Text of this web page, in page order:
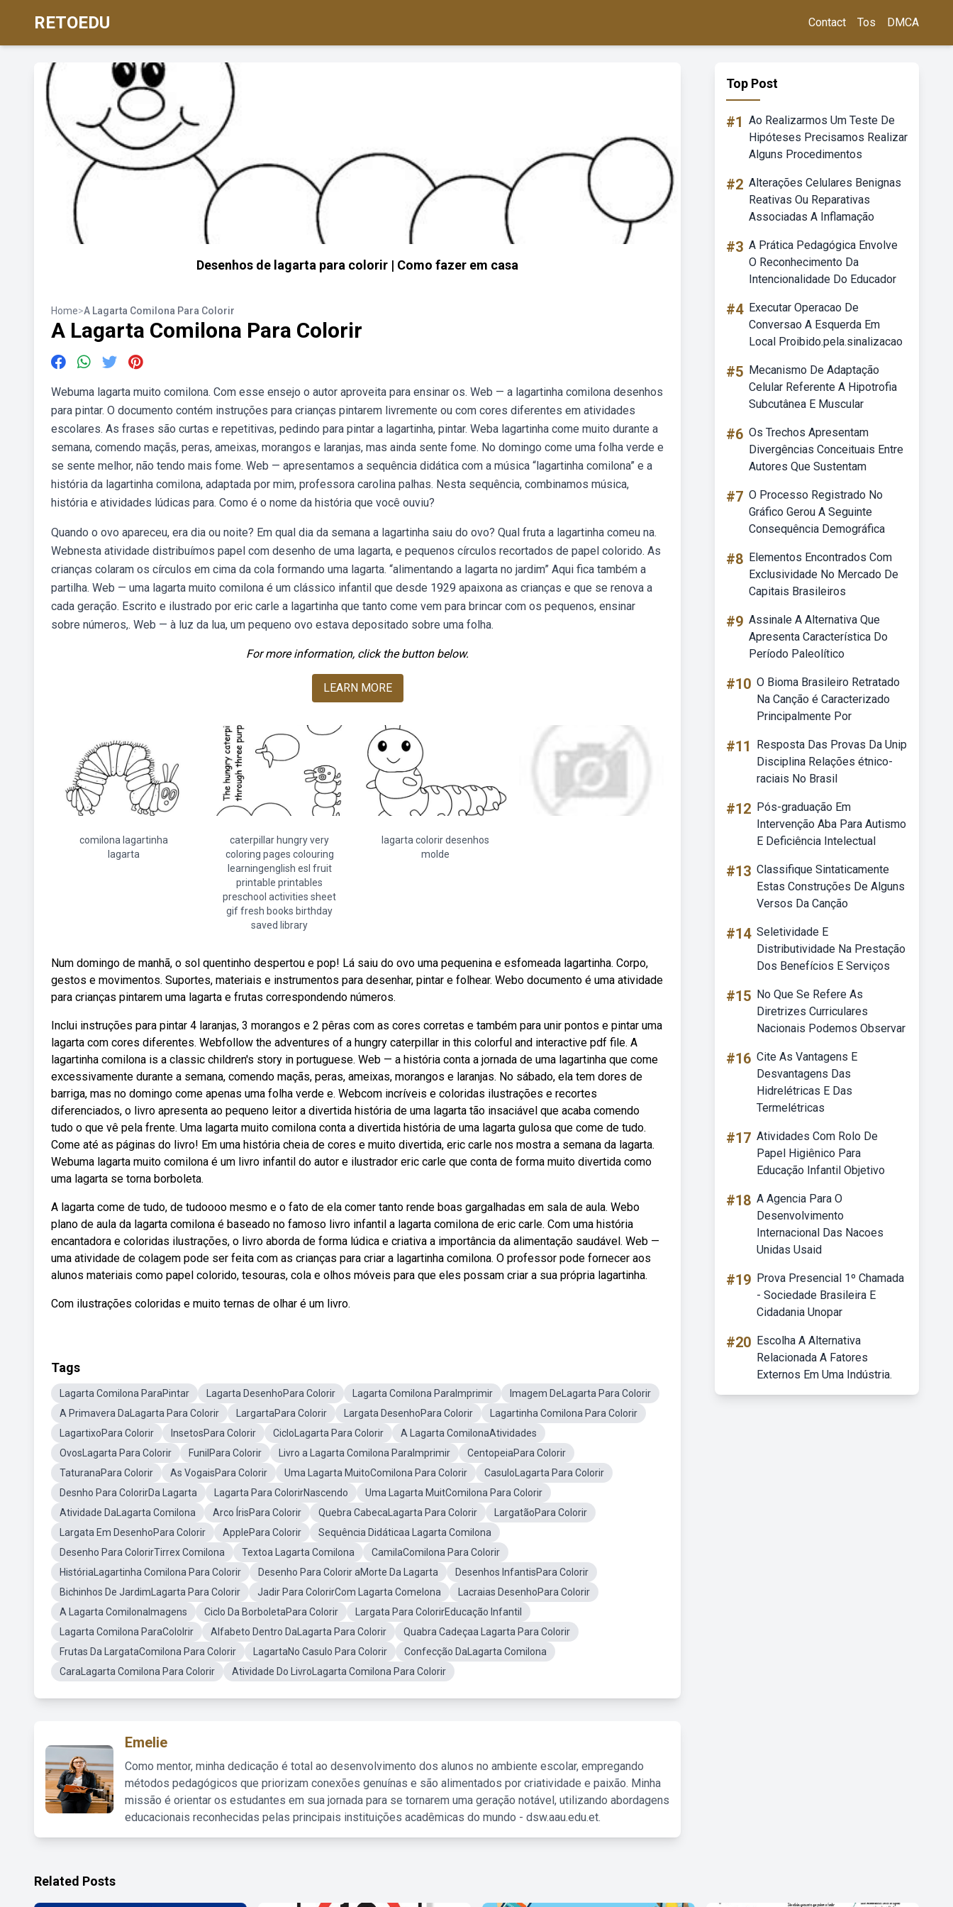
RETOEDU Contact Tos DMCA
Desenhos de lagarta para colorir | Como fazer em casa
Home>A Lagarta Comilona Para Colorir
A Lagarta Comilona Para Colorir
Webuma lagarta muito comilona. Com esse ensejo o autor aproveita para ensinar os. Web — a lagartinha comilona desenhos
para pintar. O documento contém instruções para crianças pintarem livremente ou com cores diferentes em atividades
escolares. As frases são curtas e repetitivas, pedindo para pintar a lagartinha, pintar. Weba lagartinha come muito durante a
semana, comendo maçãs, peras, ameixas, morangos e laranjas, mas ainda sente fome. No domingo come uma folha verde e
se sente melhor, não tendo mais fome. Web — apresentamos a sequência didática com a música “lagartinha comilona” e a
história da lagartinha comilona, adaptada por mim, professora carolina palhas. Nesta sequência, combinamos música,
história e atividades lúdicas para. Como é o nome da história que você ouviu?
Quando o ovo apareceu, era dia ou noite? Em qual dia da semana a lagartinha saiu do ovo? Qual fruta a lagartinha comeu na.
Webnesta atividade distribuímos papel com desenho de uma lagarta, e pequenos círculos recortados de papel colorido. As
crianças colaram os círculos em cima da cola formando uma lagarta. “alimentando a lagarta no jardim” Aqui fica também a
partilha. Web — uma lagarta muito comilona é um clássico infantil que desde 1929 apaixona as crianças e que se renova a
cada geração. Escrito e ilustrado por eric carle a lagartinha que tanto come vem para brincar com os pequenos, ensinar
sobre números,. Web — à luz da lua, um pequeno ovo estava depositado sobre uma folha.
For more information, click the button below.
LEARN MORE
comilona lagartinha
lagarta
caterpillar hungry very
coloring pages colouring
learningenglish esl fruit
printable printables
preschool activities sheet
gif fresh books birthday
saved library
lagarta colorir desenhos
molde
Num domingo de manhã, o sol quentinho despertou e pop! Lá saiu do ovo uma pequenina e esfomeada lagartinha. Corpo,
gestos e movimentos. Suportes, materiais e instrumentos para desenhar, pintar e folhear. Webo documento é uma atividade
para crianças pintarem uma lagarta e frutas correspondendo números.
Inclui instruções para pintar 4 laranjas, 3 morangos e 2 pêras com as cores corretas e também para unir pontos e pintar uma
lagarta com cores diferentes. Webfollow the adventures of a hungry caterpillar in this colorful and interactive pdf file. A
lagartinha comilona is a classic children's story in portuguese. Web — a história conta a jornada de uma lagartinha que come
excessivamente durante a semana, comendo maçãs, peras, ameixas, morangos e laranjas. No sábado, ela tem dores de
barriga, mas no domingo come apenas uma folha verde e. Webcom incríveis e coloridas ilustrações e recortes
diferenciados, o livro apresenta ao pequeno leitor a divertida história de uma lagarta tão insaciável que acaba comendo
tudo o que vê pela frente. Uma lagarta muito comilona conta a divertida história de uma lagarta gulosa que come de tudo.
Come até as páginas do livro! Em uma história cheia de cores e muito divertida, eric carle nos mostra a semana da lagarta.
Webuma lagarta muito comilona é um livro infantil do autor e ilustrador eric carle que conta de forma muito divertida como
uma lagarta se torna borboleta.
A lagarta come de tudo, de tudoooo mesmo e o fato de ela comer tanto rende boas gargalhadas em sala de aula. Webo
plano de aula da lagarta comilona é baseado no famoso livro infantil a lagarta comilona de eric carle. Com uma história
encantadora e coloridas ilustrações, o livro aborda de forma lúdica e criativa a importância da alimentação saudável. Web —
uma atividade de colagem pode ser feita com as crianças para criar a lagartinha comilona. O professor pode fornecer aos
alunos materiais como papel colorido, tesouras, cola e olhos móveis para que eles possam criar a sua própria lagartinha.
Com ilustrações coloridas e muito ternas de olhar é um livro.
Tags
Lagarta Comilona ParaPintar Lagarta DesenhoPara Colorir Lagarta Comilona ParaImprimir
Imagem DeLagarta Para Colorir
A Primavera DaLagarta Para Colorir
LargartaPara Colorir Largata DesenhoPara Colorir
Lagartinha Comilona Para Colorir
LagartixoPara Colorir
InsetosPara Colorir CicloLagarta Para Colorir
A Lagarta ComilonaAtividades
OvosLagarta Para Colorir
FunilPara Colorir Livro a Lagarta Comilona ParaImprimir
CentopeiaPara Colorir
TaturanaPara Colorir
As VogaisPara Colorir Uma Lagarta MuitoComilona Para Colorir
CasuloLagarta Para Colorir
Desnho Para ColorirDa Lagarta
Lagarta Para ColorirNascendo
Uma Lagarta MuitComilona Para Colorir
Atividade DaLagarta Comilona
Arco ÍrisPara Colorir Quebra CabecaLagarta Para Colorir
LargatãoPara Colorir
Largata Em DesenhoPara Colorir
ApplePara Colorir
Sequência Didáticaa Lagarta Comilona
Desenho Para ColorirTirrex Comilona
Textoa Lagarta Comilona
CamilaComilona Para Colorir
HistóriaLagartinha Comilona Para Colorir
Desenho Para Colorir aMorte Da Lagarta
Desenhos InfantisPara Colorir
Bichinhos De JardimLagarta Para Colorir
Jadir Para ColorirCom Lagarta Comelona
Lacraias DesenhoPara Colorir
A Lagarta ComilonaImagens
Ciclo Da BorboletaPara Colorir
Largata Para ColorirEducação Infantil
Lagarta Comilona ParaCololrir
Alfabeto Dentro DaLagarta Para Colorir
Quabra Cadeçaa Lagarta Para Colorir
Frutas Da LargataComilona Para Colorir
LagartaNo Casulo Para Colorir
Confecção DaLagarta Comilona
CaraLagarta Comilona Para Colorir
Atividade Do LivroLagarta Comilona Para Colorir
Emelie
Como mentor, minha dedicação é total ao desenvolvimento dos alunos no ambiente escolar, empregando
métodos pedagógicos que priorizam conexões genuínas e são alimentados por criatividade e paixão. Minha
missão é orientar os estudantes em sua jornada para se tornarem uma geração notável, utilizando abordagens
educacionais reconhecidas pelas principais instituições acadêmicas do mundo - dsw.aau.edu.et.
Top Post
#1 Ao Realizarmos Um Teste De
Hipóteses Precisamos Realizar
Alguns Procedimentos
#2 Alterações Celulares Benignas
Reativas Ou Reparativas
Associadas A Inflamação
#3 A Prática Pedagógica Envolve
O Reconhecimento Da
Intencionalidade Do Educador
#4 Executar Operacao De
Conversao A Esquerda Em
Local Proibido.pela.sinalizacao
#5 Mecanismo De Adaptação
Celular Referente A Hipotrofia
Subcutânea E Muscular
#6 Os Trechos Apresentam
Divergências Conceituais Entre
Autores Que Sustentam
#7 O Processo Registrado No
Gráfico Gerou A Seguinte
Consequência Demográfica
#8 Elementos Encontrados Com
Exclusividade No Mercado De
Capitais Brasileiros
#9 Assinale A Alternativa Que
Apresenta Característica Do
Período Paleolítico
#10 O Bioma Brasileiro Retratado
Na Canção é Caracterizado
Principalmente Por
#11
Resposta Das Provas Da Unip
Disciplina Relações étnico-
raciais No Brasil
#12 Pós-graduação Em
Intervenção Aba Para Autismo
E Deficiência Intelectual
#13 Classifique Sintaticamente
Estas Construções De Alguns
Versos Da Canção
#14 Seletividade E
Distributividade Na Prestação
Dos Benefícios E Serviços
#15 No Que Se Refere As
Diretrizes Curriculares
Nacionais Podemos Observar
#16 Cite As Vantagens E
Desvantagens Das
Hidrelétricas E Das
Termelétricas
#17 Atividades Com Rolo De
Papel Higiênico Para
Educação Infantil Objetivo
#18 A Agencia Para O
Desenvolvimento
Internacional Das Nacoes
Unidas Usaid
#19 Prova Presencial 1º Chamada
- Sociedade Brasileira E
Cidadania Unopar
#20 Escolha A Alternativa
Relacionada A Fatores
Externos Em Uma Indústria.
Related Posts